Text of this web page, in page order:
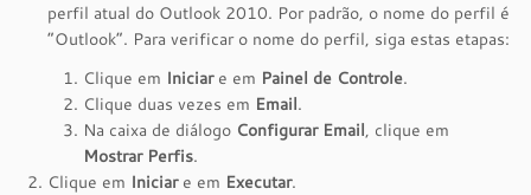
perfil atual do Outlook 2010. Por padrão, o nome do perfil é
“Outlook”. Para verificar o nome do perfil, siga estas etapas:
Clique em Iniciare em Painel de Controle.
Clique duas vezes em Email.
Na caixa de diálogo Configurar Email, clique em
Mostrar Perfis.
Clique em Iniciare em Executar.